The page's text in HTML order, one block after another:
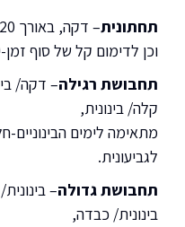
תחתונית– דקה, באורך 20 ס’מ, מתאימה לשימוש יומיומי,
וכן לדימום קל של סוף זמן-
תחבושת רגילה
קלה/ בינונית,
מתאימה לימים הבינוניים-
לגביעונית.
תחבושת גדולה
בינונית/ כבדה,